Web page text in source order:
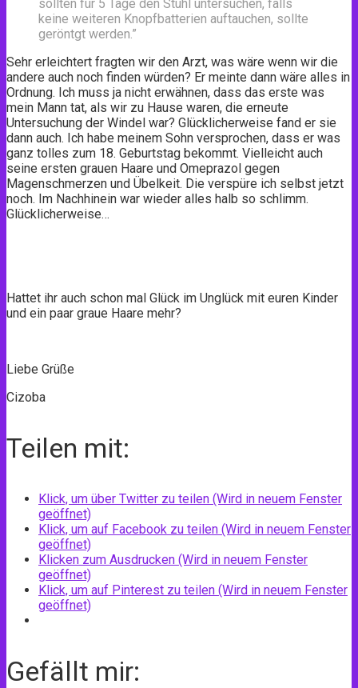
sollten für 5 Tage den Stuhl untersuchen, falls
keine weiteren Knopfbatterien auftauchen, sollte
geröntgt werden.”
Sehr erleichtert fragten wir den Arzt, was wäre wenn wir die
andere auch noch finden würden? Er meinte dann wäre alles in
Ordnung. Ich muss ja nicht erwähnen, dass das erste was
mein Mann tat, als wir zu Hause waren, die erneute
Untersuchung der Windel war? Glücklicherweise fand er sie
dann auch. Ich habe meinem Sohn versprochen, dass er was
ganz tolles zum 18. Geburtstag bekommt. Vielleicht auch
seine ersten grauen Haare und Omeprazol gegen
Magenschmerzen und Übelkeit. Die verspüre ich selbst jetzt
noch. Im Nachhinein war wieder alles halb so schlimm.
Glücklicherweise…
Hattet ihr auch schon mal Glück im Unglück mit euren Kinder
und ein paar graue Haare mehr?
Liebe Grüße
Cizoba
Teilen mit:
Klick, um über Twitter zu teilen (Wird in neuem Fenster
geöffnet)
Klick, um auf Facebook zu teilen (Wird in neuem Fenster
geöffnet)
Klicken zum Ausdrucken (Wird in neuem Fenster
geöffnet)
Klick, um auf Pinterest zu teilen (Wird in neuem Fenster
geöffnet)
Gefällt mir: